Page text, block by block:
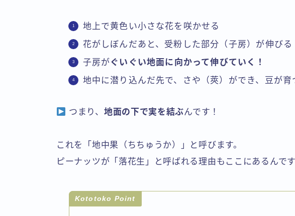
地上で黄色い小さな花を咲かせる
花がしぼんだあと、受粉した部分（子房）が伸びる
子房が ぐいぐい地面に向かって伸びていく！
地中に潜り込んだ先で、さや（莢）ができ、豆が育
つまり、 地面の下で実を結ぶんです！
これを「地中果（ちちゅうか）」と呼びます。
ピーナッツが「落花生」と呼ばれる理由もここにあるんです
Kototoko Point